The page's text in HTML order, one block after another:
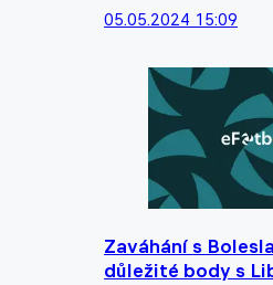
05.05.2024 15:09
Zaváhání s
důležité body s